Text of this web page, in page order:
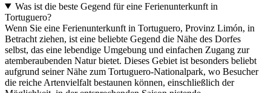
Was ist die beste Gegend für eine Ferienunterkunft in
Tortuguero?
Wenn Sie eine Ferienunterkunft in Tortuguero, Provinz Limón, in
Betracht ziehen, ist eine beliebte Gegend die Nähe des Dorfes
selbst, das eine lebendige Umgebung und einfachen Zugang zur
atemberaubenden Natur bietet. Dieses Gebiet ist besonders beliebt
aufgrund seiner Nähe zum Tortuguero-Nationalpark, wo Besucher
die reiche Artenvielfalt bestaunen können, einschließlich der